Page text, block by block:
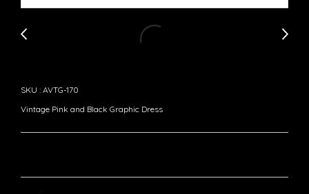
SKU : AVTG-170
Vintage Pink and Black Graphic Dress